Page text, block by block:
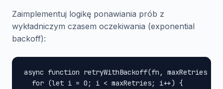
Zaimplementuj logikę ponawiania prób z
wykładniczym czasem oczekiwania (exponential
backoff):
async function retryWithBackoff(fn, maxRetries =
  for (let i = 0; i < maxRetries; i++) {